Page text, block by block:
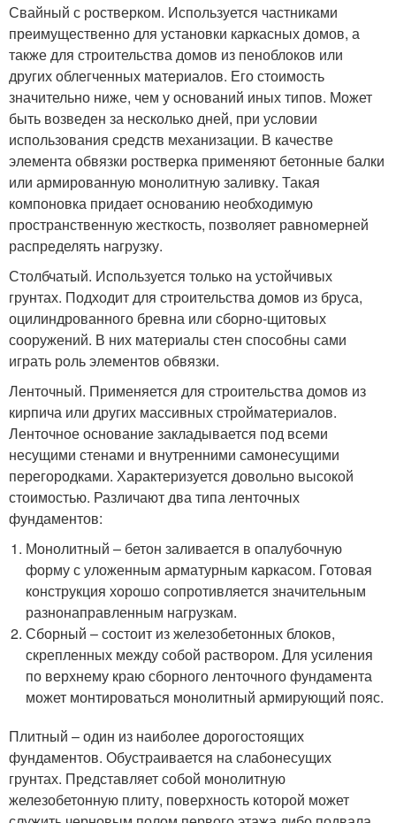
Свайный с ростверком. Используется частниками
преимущественно для установки каркасных домов, а
также для строительства домов из пеноблоков или
других облегченных материалов. Его стоимость
значительно ниже, чем у оснований иных типов. Может
быть возведен за несколько дней, при условии
использования средств механизации. В качестве
элемента обвязки ростверка применяют бетонные балки
или армированную монолитную заливку. Такая
компоновка придает основанию необходимую
пространственную жесткость, позволяет равномерней
распределять нагрузку.
Столбчатый. Используется только на устойчивых
грунтах. Подходит для строительства домов из бруса,
оцилиндрованного бревна или сборно-щитовых
сооружений. В них материалы стен способны сами
играть роль элементов обвязки.
Ленточный. Применяется для строительства домов из
кирпича или других массивных стройматериалов.
Ленточное основание закладывается под всеми
несущими стенами и внутренними самонесущими
перегородками. Характеризуется довольно высокой
стоимостью. Различают два типа ленточных
фундаментов:
Монолитный – бетон заливается в опалубочную
форму с уложенным арматурным каркасом. Готовая
конструкция хорошо сопротивляется значительным
разнонаправленным нагрузкам.
Сборный – состоит из железобетонных блоков,
скрепленных между собой раствором. Для усиления
по верхнему краю сборного ленточного фундамента
может монтироваться монолитный армирующий пояс.
Плитный – один из наиболее дорогостоящих
фундаментов. Обустраивается на слабонесущих
грунтах. Представляет собой монолитную
железобетонную плиту, поверхность которой может